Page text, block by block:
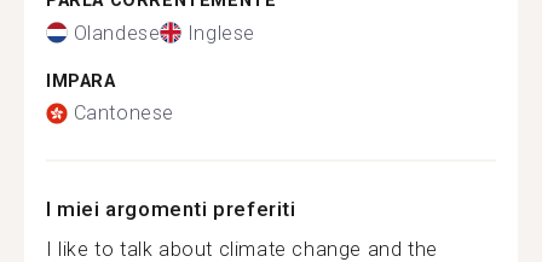
Olandese Inglese
IMPARA
Cantonese
I miei argomenti preferiti
I like to talk about climate change and the